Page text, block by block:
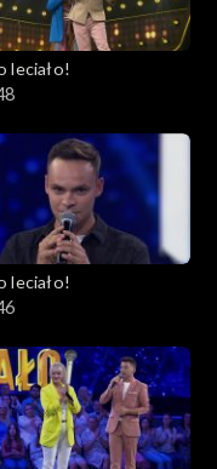
leciało!
leciało!